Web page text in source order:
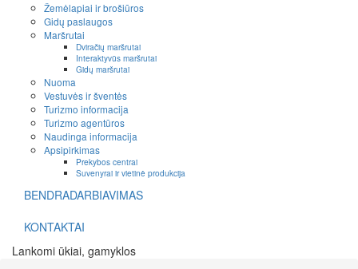
Žemėlapiai ir brošiūros
Gidų paslaugos
Maršrutai
Dviračių maršrutai
Interaktyvūs maršrutai
Gidų maršrutai
Nuoma
Vestuvės ir šventės
Turizmo informacija
Turizmo agentūros
Naudinga informacija
Apsipirkimas
Prekybos centrai
Suvenyrai ir vietinė produkcija
BENDRADARBIAVIMAS
KONTAKTAI
Lankomi ūkiai, gamyklos